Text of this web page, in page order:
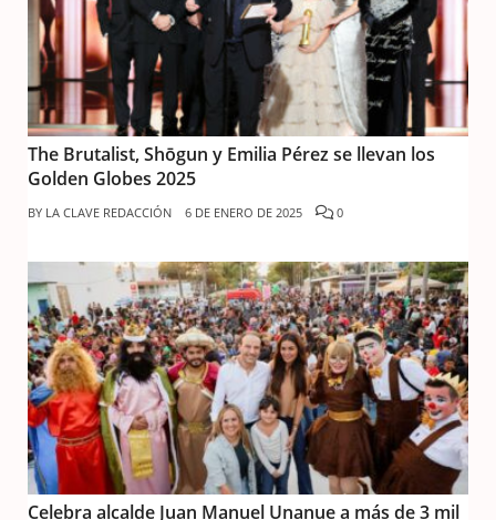
The Brutalist, Shōgun y Emilia Pérez se llevan los
Golden Globes 2025
BY LA CLAVE REDACCIÓN 6 DE ENERO DE 2025 0
Celebra alcalde Juan Manuel Unanue a más de 3 mil